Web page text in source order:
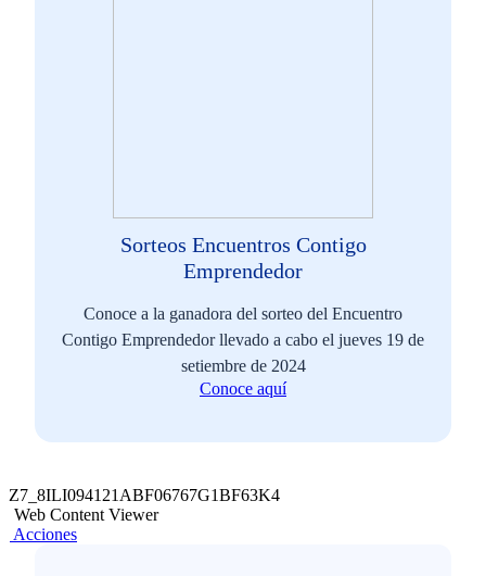
Sorteos Encuentros Contigo
Emprendedor
Conoce a la ganadora del sorteo del Encuentro
Contigo Emprendedor llevado a cabo el jueves 19 de
setiembre de 2024
Conoce aquí
Z7_8ILI094121ABF06767G1BF63K4
Web Content Viewer
Acciones